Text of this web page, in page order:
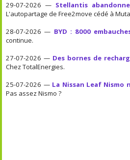
29-07-2026 — Stellantis
L'autopartage de Free2move cédé à
28-07-2026 — BYD : 8000
continue.
27-07-2026 — Des bornes de
Chez TotalEnergies.
25-07-2026 — La Nissan Leaf Nismo
Pas assez Nismo ?